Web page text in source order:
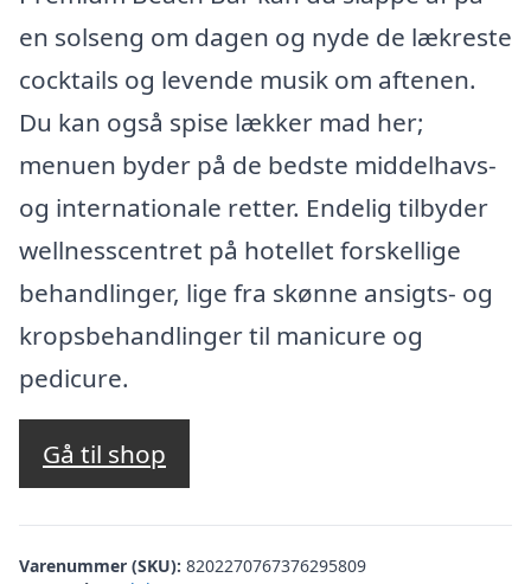
en solseng om dagen og nyde de lækreste
cocktails og levende musik om aftenen.
Du kan også spise lækker mad her;
menuen byder på de bedste middelhavs-
og internationale retter. Endelig tilbyder
wellnesscentret på hotellet forskellige
behandlinger, lige fra skønne ansigts- og
kropsbehandlinger til manicure og
pedicure.
Gå til shop
Varenummer (SKU): 8202270767376295809